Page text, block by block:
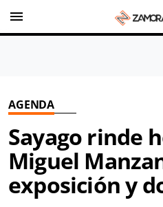
menu
AGENDA
Sayago rinde
Miguel
exposición y